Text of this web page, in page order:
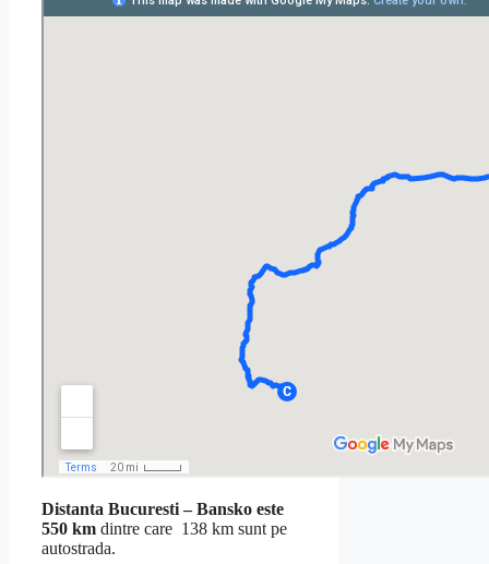
Distanta Bucuresti – Bansko este
550 km dintre care 138 km sunt pe
autostrada.